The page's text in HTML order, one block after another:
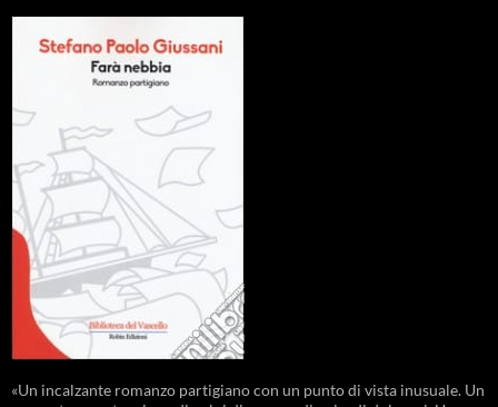
«Un incalzante romanzo partigiano con un punto di vista inusuale. Un